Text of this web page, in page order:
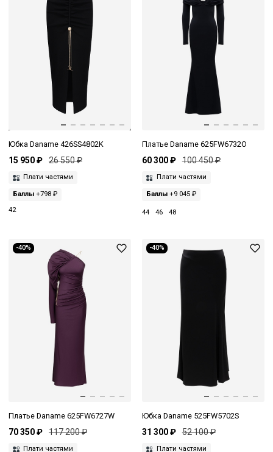
Юбка Daname 426SS4802K
15 950 ₽ 26 550 ₽
Плати частями
Баллы +798 ₽
42
Платье Daname 625FW6732O
60 300 ₽ 100 450 ₽
Плати частями
Баллы+9 045 ₽
44 46 48
-40%
Платье Daname 625FW6727W
70 350 ₽ 117 200 ₽
Плати частями
-40%
Юбка Daname 525FW5702S
31 300 ₽ 52 100 ₽
Плати частями